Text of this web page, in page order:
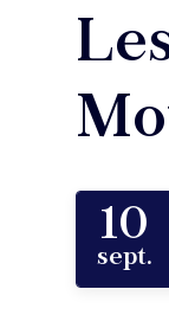
10
sept.